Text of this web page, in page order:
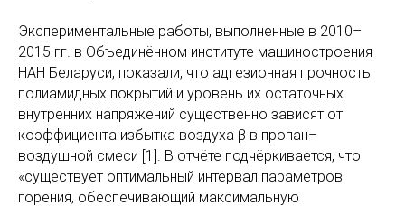
Экспериментальные работы, выполненные в 2010–
2015 гг. в Объединённом институте машиностроения
НАН Беларуси, показали, что адгезионная прочность
полиамидных покрытий и уровень их остаточных
внутренних напряжений существенно зависят от
коэффициента избытка воздуха β в пропан–
воздушной смеси [1]. В отчёте подчёркивается, что
«существует оптимальный интервал параметров
горения, обеспечивающий максимальную